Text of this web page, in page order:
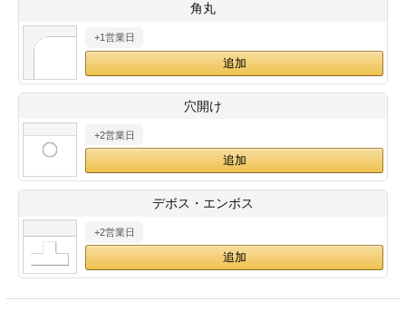
フォルダー
ファイル印刷
ァイル印刷
名刺印刷
印刷
ムカード印刷
フォルダー
ファイル印刷
角丸
+1営業日
穴開け
+2営業日
デボス・エンボス
+2営業日